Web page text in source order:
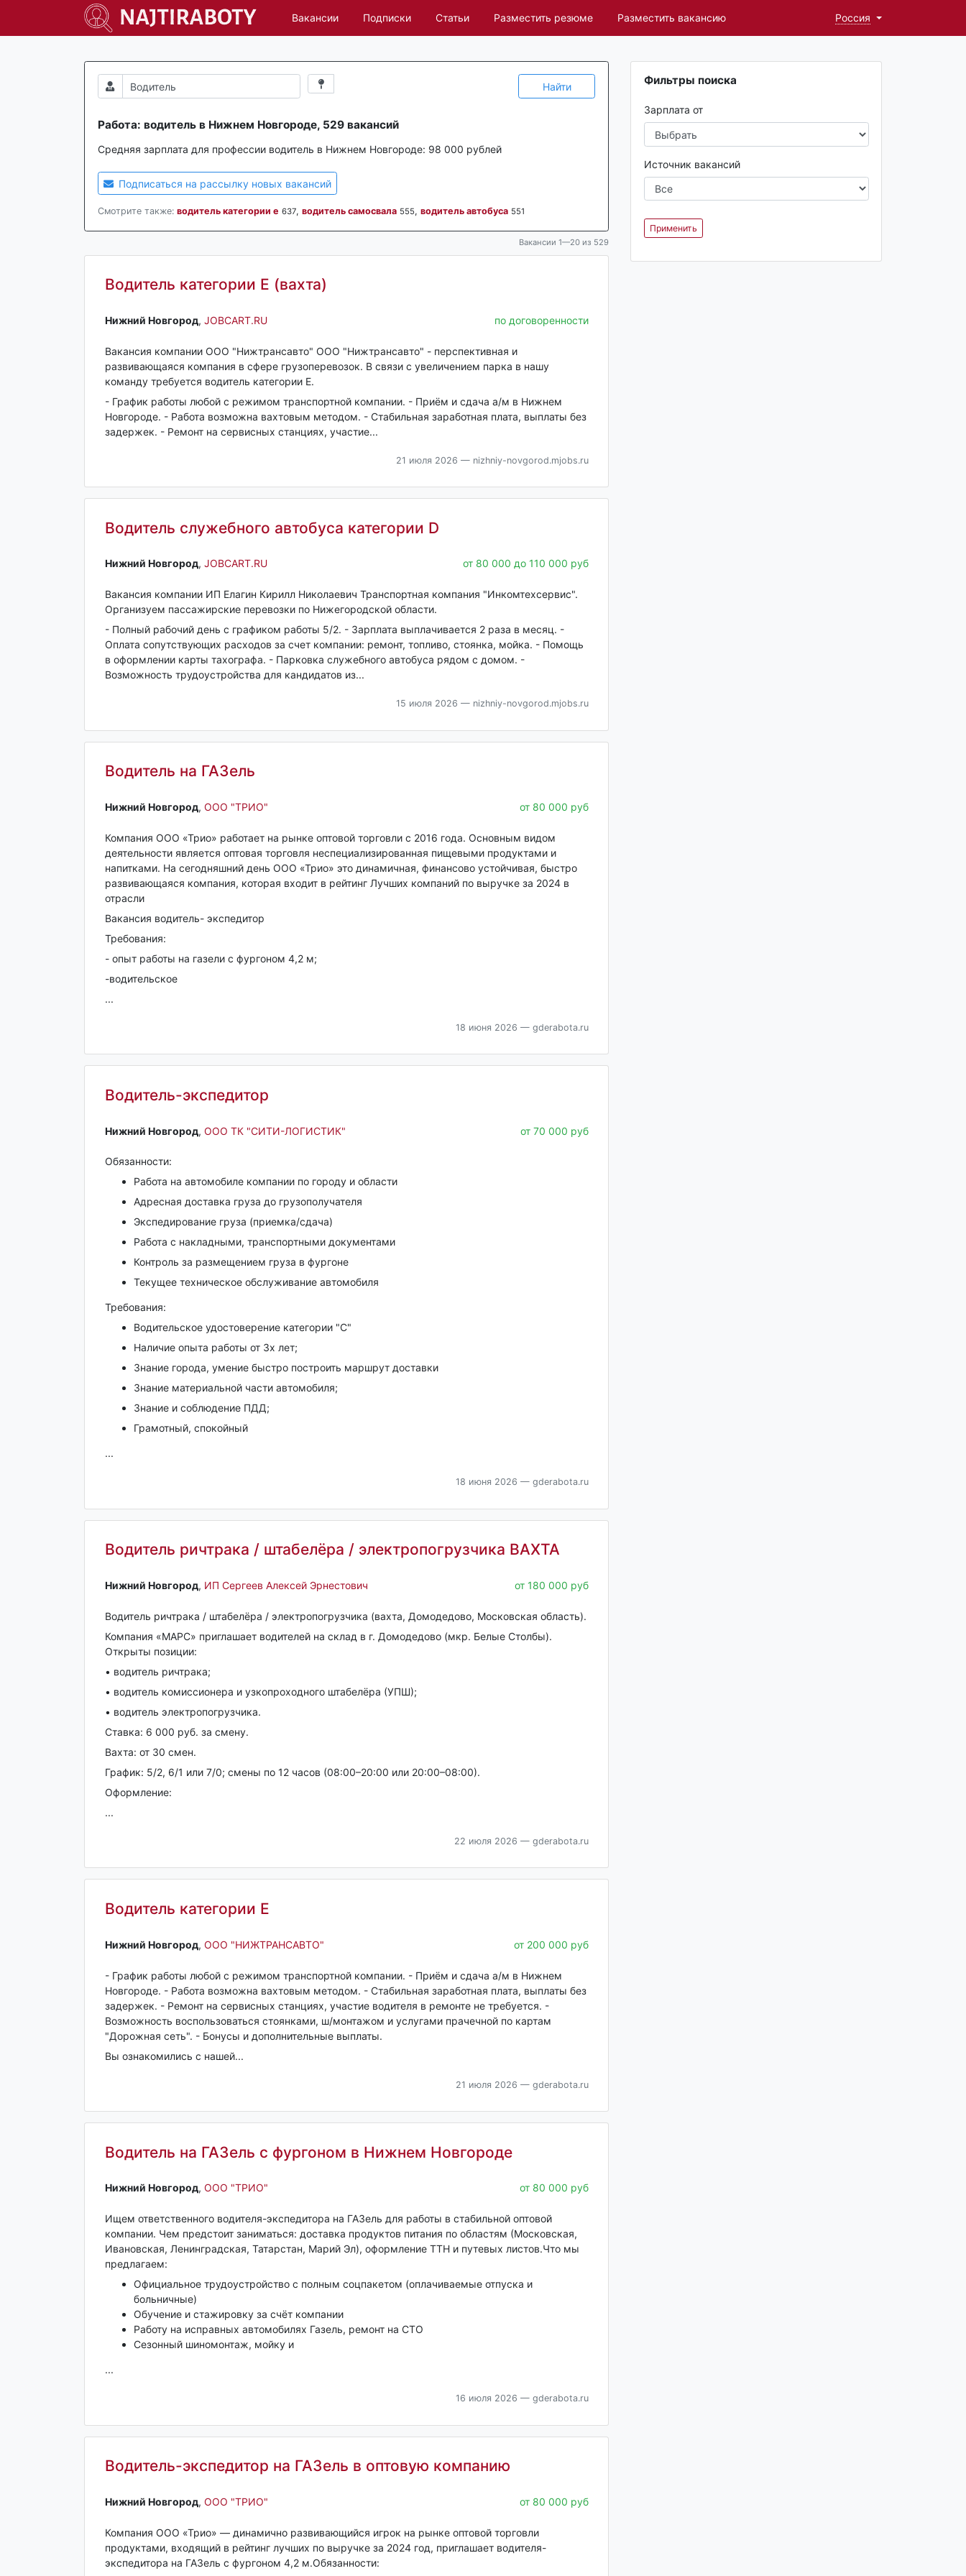
Вакансии Подписки Статьи Разместить резюме Разместить вакансию Россия
Найти
Работа: водитель в Нижнем Новгороде, 529 вакансий
Средняя зарплата для профессии водитель в Нижнем Новгороде: 98 000 рублей
Подписаться на рассылку новых вакансий
Смотрите также: водитель категории е 637, водитель самосвала 555, водитель автобуса 551
Вакансии 1—20 из 529
Водитель категории Е (вахта)
Нижний Новгород‎, JOBCART.RU по договоренности
Вакансия компании ООО "Нижтрансавто" ООО "Нижтрансавто" - перспективная и
развивающаяся компания в сфере грузоперевозок. В связи с увеличением парка в нашу
команду требуется водитель категории Е.
- График работы любой с режимом транспортной компании. - Приём и сдача а/м в Нижнем
Новгороде. - Работа возможна вахтовым методом. - Стабильная заработная плата, выплаты без
задержек. - Ремонт на сервисных станциях, участие...
21 июля 2026 — nizhniy-novgorod.mjobs.ru
Водитель cлужебного автобуса категории D
Нижний Новгород‎, JOBCART.RU от 80 000 до 110 000 руб
Вакансия компании ИП Елагин Кирилл Николаевич Транспортная компания "Инкомтехсервис".
Организуем пассажирские перевозки по Нижегородской области.
- Полный рабочий день с графиком работы 5/2. - Зарплата выплачивается 2 раза в месяц. -
Оплата сопутствующих расходов за счет компании: ремонт, топливо, стоянка, мойка. - Помощь
в оформлении карты тахографа. - Парковка служебного автобуса рядом с домом. -
Возможность трудоустройства для кандидатов из...
15 июля 2026 — nizhniy-novgorod.mjobs.ru
Водитель на ГАЗель
Нижний Новгород‎, ООО "ТРИО" от 80 000 руб
Компания ООО «Трио» работает на рынке оптовой торговли с 2016 года. Основным видом
деятельности является оптовая торговля неспециализированная пищевыми продуктами и
напитками. На сегодняшний день ООО «Трио» это динамичная, финансово устойчивая, быстро
развивающаяся компания, которая входит в рейтинг Лучших компаний по выручке за 2024 в
отрасли
Вакансия водитель- экспедитор
Требования:
- опыт работы на газели с фургоном 4,2 м;
-водительское
...
18 июня 2026 — gderabota.ru
Водитель-экспедитор
Нижний Новгород‎, ООО ТК "СИТИ-ЛОГИСТИК" от 70 000 руб
Обязанности:
Работа на автомобиле компании по городу и области
Адресная доставка груза до грузополучателя
Экспедирование груза (приемка/сдача)
Работа с накладными, транспортными документами
Контроль за размещением груза в фургоне
Текущее техническое обслуживание автомобиля
Требования:
Водительское удостоверение категории "С"
Наличие опыта работы от 3х лет;
Знание города, умение быстро построить маршрут доставки
Знание материальной части автомобиля;
Знание и соблюдение ПДД;
Грамотный, спокойный
...
18 июня 2026 — gderabota.ru
Водитель ричтрака / штабелёра / электропогрузчика ВАХТА
Нижний Новгород‎, ИП Сергеев Алексей Эрнестович от 180 000 руб
Водитель ричтрака / штабелёра / электропогрузчика (вахта, Домодедово, Московская область).
Компания «МАРС» приглашает водителей на склад в г. Домодедово (мкр. Белые Столбы).
Открыты позиции:
• водитель ричтрака;
• водитель комиссионера и узкопроходного штабелёра (УПШ);
• водитель электропогрузчика.
Ставка: 6 000 руб. за смену.
Вахта: от 30 смен.
График: 5/2, 6/1 или 7/0; смены по 12 часов (08:00–20:00 или 20:00–08:00).
Оформление:
...
22 июля 2026 — gderabota.ru
Водитель категории Е
Нижний Новгород‎, ООО "НИЖТРАНСАВТО" от 200 000 руб
- График работы любой с режимом транспортной компании. - Приём и сдача а/м в Нижнем
Новгороде. - Работа возможна вахтовым методом. - Стабильная заработная плата, выплаты без
задержек. - Ремонт на сервисных станциях, участие водителя в ремонте не требуется. -
Возможность воспользоваться стоянками, ш/монтажом и услугами прачечной по картам
"Дорожная сеть". - Бонусы и дополнительные выплаты.
Вы ознакомились с нашей...
21 июля 2026 — gderabota.ru
Водитель на ГАЗель с фургоном в Нижнем Новгороде
Нижний Новгород‎, ООО "ТРИО" от 80 000 руб
Ищем ответственного водителя-экспедитора на ГАЗель для работы в стабильной оптовой
компании. Чем предстоит заниматься: доставка продуктов питания по областям (Московская,
Ивановская, Ленинградская, Татарстан, Марий Эл), оформление ТТН и путевых листов.Что мы
предлагаем:
Официальное трудоустройство с полным соцпакетом (оплачиваемые отпуска и
больничные)
Обучение и стажировку за счёт компании
Работу на исправных автомобилях Газель, ремонт на СТО
Сезонный шиномонтаж, мойку и
...
16 июля 2026 — gderabota.ru
Водитель-экспедитор на ГАЗель в оптовую компанию
Нижний Новгород‎, ООО "ТРИО" от 80 000 руб
Компания ООО «Трио» — динамично развивающийся игрок на рынке оптовой торговли
продуктами, входящий в рейтинг лучших по выручке за 2024 год, приглашает водителя-
экспедитора на ГАЗель с фургоном 4,2 м.Обязанности:
Фильтры поиска
Зарплата от
Источник вакансий
Применить